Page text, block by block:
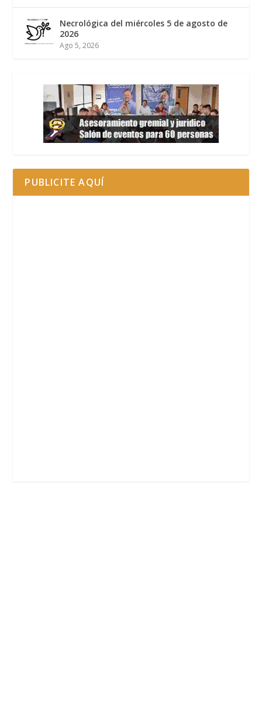
Necrológica del miércoles 5 de agosto de
2026
Ago 5, 2026
PUBLICITE AQUÍ